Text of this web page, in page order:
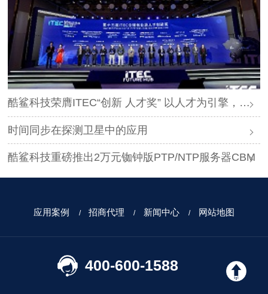
酷鲨科技荣膺ITEC“创新 人才奖” 以人才为引擎，时空为基石，驱动智能未来
时间同步在探测卫星中的应用
酷鲨科技重磅推出2万元铷钟版PTP/NTP服务器CBM
应用案例 招商代理 新闻中心 网站地图
400-600-1588